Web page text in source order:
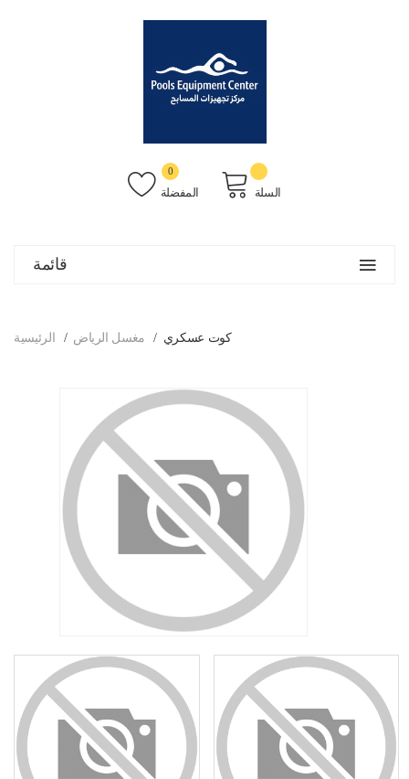
المفضلة
0
السلة
قائمة
الرئيسية مغسل الرياض كوت عسكري